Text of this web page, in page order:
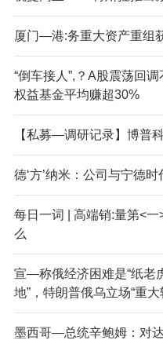
厦门—港:务重大资产重组
“倒车接人”,？A股震荡回
权益基金平均赚超30%
【私募—调研记录】博普
德‘方’纳米：公司与宁德时
每日一词 | 高端销:量第<
么
宣—称俄经济困难是“纸老
地”，特朗普俄乌立场“重大
墨西哥—总统辛鲍姆：对